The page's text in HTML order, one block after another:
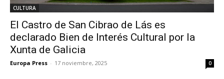
CULTURA
El Castro de San Cibrao de Lás es
declarado Bien de Interés Cultural por la
Xunta de Galicia
Europa Press - 17 noviembre, 2025 0